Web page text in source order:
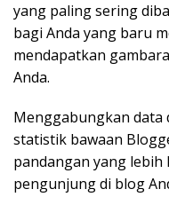
yang paling sering
bagi Anda yang baru
mendapatkan
Anda.
Menggabungkan data
statistik bawaan
pandangan yang
pengunjung di blog